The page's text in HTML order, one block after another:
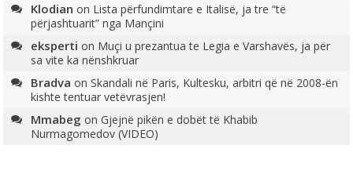
Klodian on Lista përfundimtare e Italisë, ja tre “të
përjashtuarit” nga Mançini
eksperti on Muçi u prezantua te Legia e Varshavës, ja për
sa vite ka nënshkruar
Bradva onSkandali në Paris, Kultesku, arbitri që në 2008-ën
kishte tentuar vetëvrasjen!
Mmabeg onGjejnë pikën e dobët të Khabib
Nurmagomedov (VIDEO)